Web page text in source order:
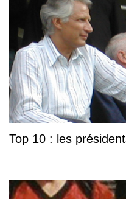
Top 10 : les